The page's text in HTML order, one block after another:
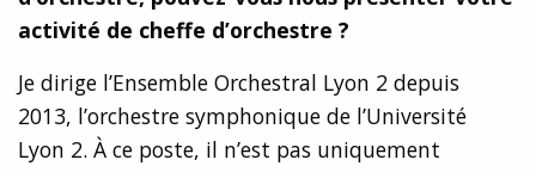
activité de cheffe d’orchestre ?
Je dirige l’Ensemble Orchestral Lyon 2 depuis
2013, l’orchestre symphonique de l’Université
Lyon 2. À ce poste, il n’est pas uniquement